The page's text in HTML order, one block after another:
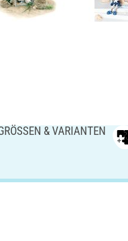
& VARIANTEN